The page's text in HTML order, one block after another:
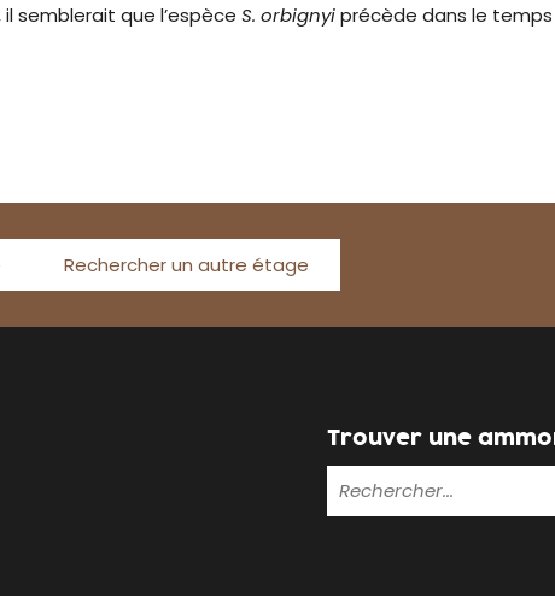
il semblerait que l’espèce S. orbignyiprécède dans le temps
Rechercher un autre étage
Trouver une